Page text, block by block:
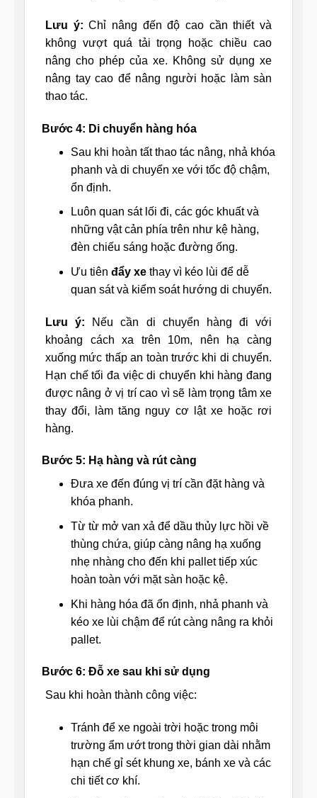
Lưu ý: Chỉ nâng đến độ cao cần thiết và
không vượt quá tải trọng hoặc chiều cao
nâng cho phép của xe. Không sử dụng xe
nâng tay cao để nâng người hoặc làm sàn
thao tác.
Bước 4: Di chuyển hàng hóa
Sau khi hoàn tất thao tác nâng, nhả khóa
phanh và di chuyển xe với tốc độ chậm,
ổn định.
Luôn quan sát lối đi, các góc khuất và
những vật cản phía trên như kệ hàng,
đèn chiếu sáng hoặc đường ống.
Ưu tiên đẩy xethay vì kéo lùi để dễ
quan sát và kiểm soát hướng di chuyển.
Lưu ý: Nếu cần di chuyển hàng đi với
khoảng cách xa trên 10m, nên hạ càng
xuống mức thấp an toàn trước khi di chuyển.
Hạn chế tối đa việc di chuyển khi hàng đang
được nâng ở vị trí cao vì sẽ làm trọng tâm xe
thay đổi, làm tăng nguy cơ lật xe hoặc rơi
hàng.
Bước 5: Hạ hàng và rút càng
Đưa xe đến đúng vị trí cần đặt hàng và
khóa phanh.
Từ từ mở van xả để dầu thủy lực hồi về
thùng chứa, giúp càng nâng hạ xuống
nhẹ nhàng cho đến khi pallet tiếp xúc
hoàn toàn với mặt sàn hoặc kệ.
Khi hàng hóa đã ổn định, nhả phanh và
kéo xe lùi chậm để rút càng nâng ra khỏi
pallet.
Bước 6: Đỗ xe sau khi sử dụng
Sau khi hoàn thành công việc:
Tránh để xe ngoài trời hoặc trong môi
trường ẩm ướt trong thời gian dài nhằm
hạn chế gỉ sét khung xe, bánh xe và các
chi tiết cơ khí.